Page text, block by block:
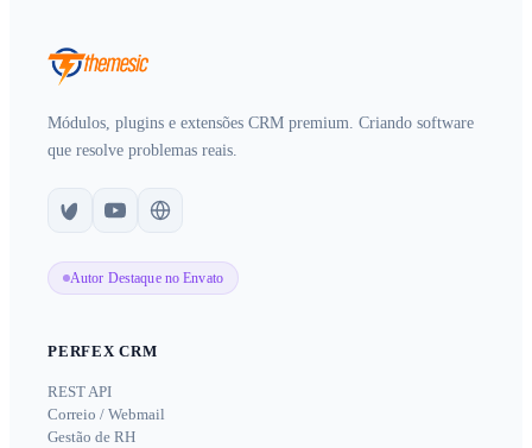
Módulos, plugins e extensões CRM premium. Criando software
que resolve problemas reais.
Autor Destaque no Envato
PERFEX CRM
REST API
Correio / Webmail
Gestão de RH